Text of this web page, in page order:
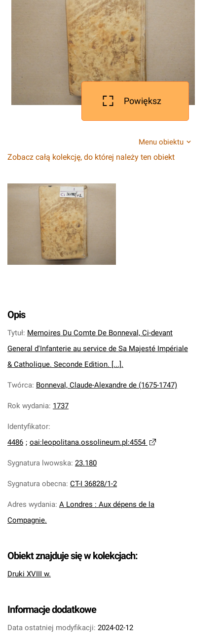
Powiększ
Menu obiektu
Zobacz całą kolekcję, do której należy ten obiekt
Opis
Tytuł: Memoires Du Comte De Bonneval, Ci-devant
General d'Infanterie au service de Sa Majesté Impériale
& Catholique. Seconde Edition. [...].
Twórca: Bonneval, Claude-Alexandre de (1675-1747)
Rok wydania: 1737
Identyfikator:
4486 ; oai:leopolitana.ossolineum.pl:4554
Sygnatura lwowska: 23.180
Sygnatura obecna: CT-I 36828/1-2
Adres wydania: A Londres : Aux dépens de la
Compagnie.
Obiekt znajduje się w kolekcjach:
Druki XVIII w.
Informacje dodatkowe
Data ostatniej modyfikacji: 2024-02-12